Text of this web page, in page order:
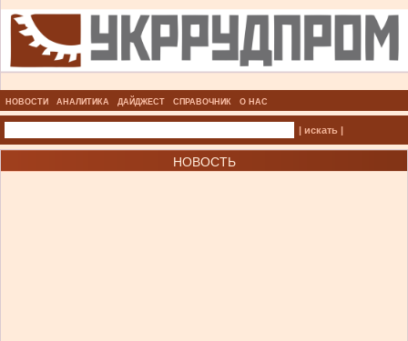
НОВОСТИ АНАЛИТИКА ДАЙДЖЕСТ СПРАВОЧНИК О НАС
| искать |
НОВОСТЬ